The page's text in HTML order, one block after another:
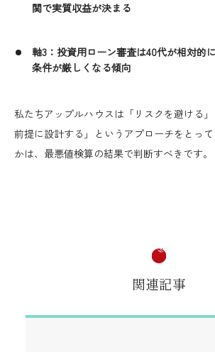
関で実質収益が決まる
軸3：投資用ローン審査は40代が相対的
条件が厳しくなる傾向
私たちアップルハウスは「リスクを避ける
前提に設計する」というアプローチをとっ
かは、最悪値検算の結果で判断すべきです。
関連記事